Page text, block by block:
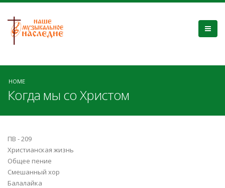
HOME
Когда мы со Христом
ПВ - 209
Христианская жизнь
Общее пение
Смешанный хор
Балалайка